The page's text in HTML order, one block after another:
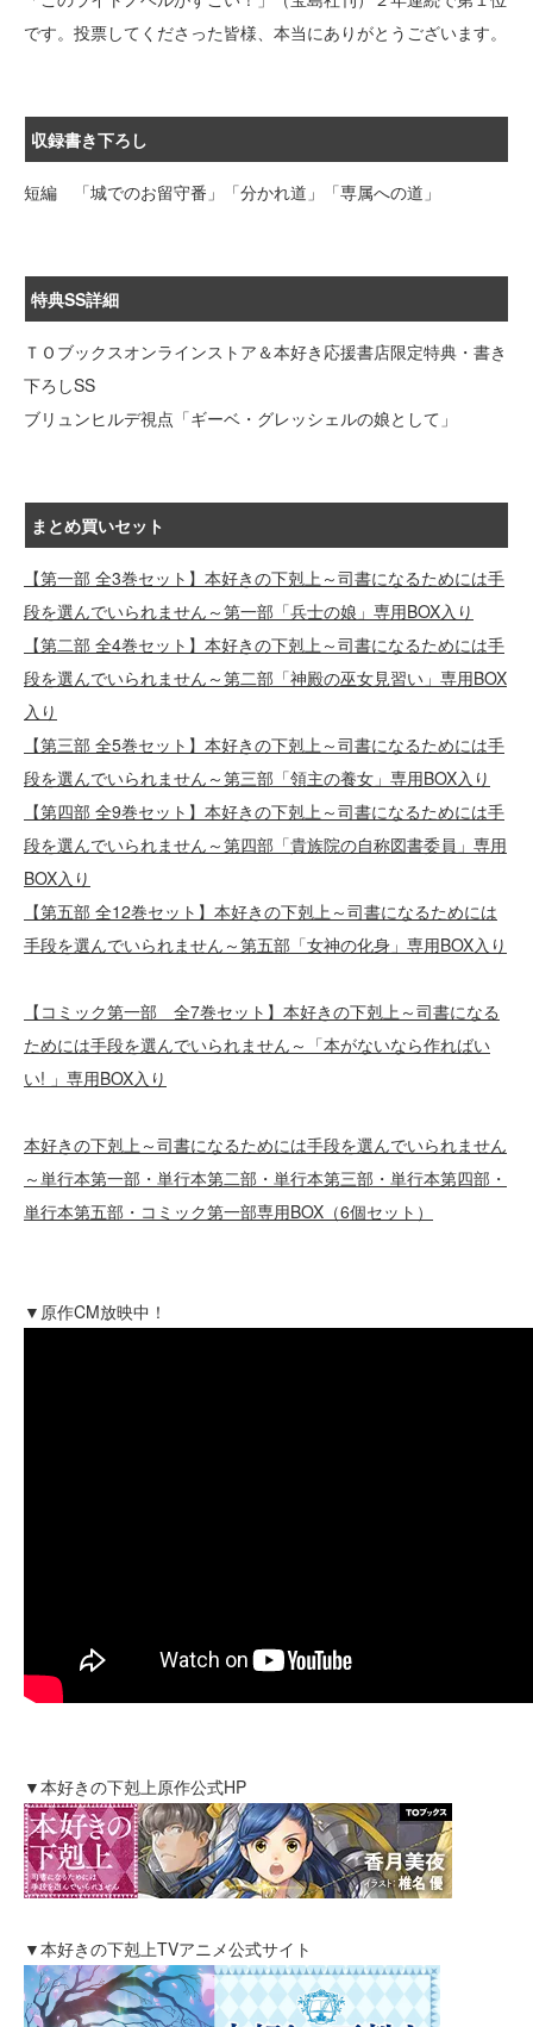
です。投票してくださった皆様、本当にありがとうございます。
収録書き下ろし
短編 「城でのお留守番」「分かれ道」「専属への道」
特典SS詳細
ＴＯブックスオンラインストア＆本好き応援書店限定特典・書き
下ろしSS
ブリュンヒルデ視点「ギーベ・グレッシェルの娘として」
まとめ買いセット
【第一部 全3巻セット】本好きの下剋上～司書になるためには手
段を選んでいられません～第一部「兵士の娘」専用BOX入り
【第二部 全4巻セット】本好きの下剋上～司書になるためには手
段を選んでいられません～第二部「神殿の巫女見習い」専用BOX
入り
【第三部 全5巻セット】本好きの下剋上～司書になるためには手
段を選んでいられません～第三部「領主の養女」専用BOX入り
【第四部 全9巻セット】本好きの下剋上～司書になるためには手
段を選んでいられません～第四部「貴族院の自称図書委員」専用
BOX入り
【第五部 全12巻セット】本好きの下剋上～司書になるためには
手段を選んでいられません～第五部「女神の化身」専用BOX入り
【コミック第一部 全7巻セット】本好きの下剋上～司書になる
ためには手段を選んでいられません～「本がないなら作ればい
い! 」専用BOX入り
本好きの下剋上～司書になるためには手段を選んでいられません
～単行本第一部・単行本第二部・単行本第三部・単行本第四部・
単行本第五部・コミック第一部専用BOX（6個セット）
▼原作CM放映中！
▼本好きの下剋上原作公式HP
▼本好きの下剋上TVアニメ公式サイト